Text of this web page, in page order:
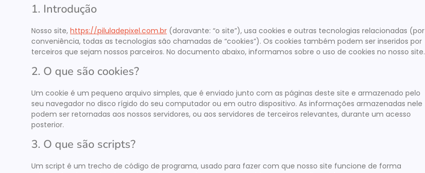
1. Introdução
Nosso site, https://piluladepixel.com.br (doravante: “o site”), usa cookies e outras tecnologias relacionadas (por
conveniência, todas as tecnologias são chamadas de “cookies”). Os cookies também podem ser inseridos por
terceiros que sejam nossos parceiros. No documento abaixo, informamos sobre o uso de cookies no nosso site.
2. O que são cookies?
Um cookie é um pequeno arquivo simples, que é enviado junto com as páginas deste site e armazenado pelo
seu navegador no disco rígido do seu computador ou em outro dispositivo. As informações armazenadas nele
podem ser retornadas aos nossos servidores, ou aos servidores de terceiros relevantes, durante um acesso
posterior.
3. O que são scripts?
Um script é um trecho de código de programa, usado para fazer com que nosso site funcione de forma